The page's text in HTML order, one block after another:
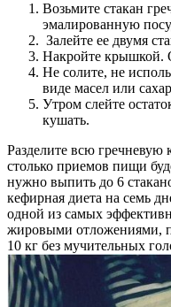
Возьмите стакан
эмалированную
Залейте ее двумя
Накройте крышкой.
Не солите, не
виде масел или
Утром слейте
кушать.
Разделите всю гречневую
столько приемов пищи
нужно выпить до 6
кефирная диета на семь
одной из самых
жировыми отложениями,
10 кг без мучительных